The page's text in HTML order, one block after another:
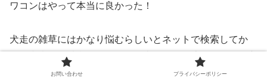
ワコンはやって本当に良かった！
犬走の雑草にはかなり悩むらしいとネットで検索してか
ら、犬走りを砂利で埋めるか、土間コンを流すか、他に方
法がないかと沢山調べました。そこで出てきたのが透水性
お問い合わせ プライバシーポリシー